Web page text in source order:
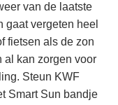
van de laatste
gaat vergeten heel
fietsen als de zon
al kan zorgen voor
Steun KWF
Smart Sun bandje